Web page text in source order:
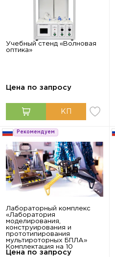
Учебный стенд «Волновая
оптика»
Цена по запросу
Рекомендуем
Лабораторный комплекс
«Лаборатория
моделирования,
конструирования и
прототипирования
мультироторных БПЛА»
Комплектация на 10
рабочих мест (5 бригад)
Цена по запросу